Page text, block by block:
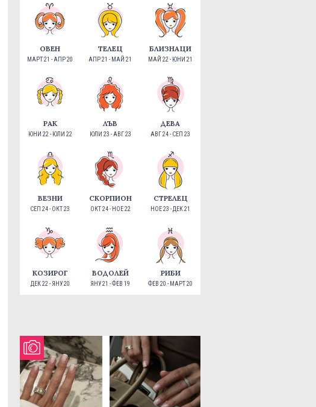
ОВЕН
МАРТ 21 - АПР 20
ТЕЛЕЦ
АПР 21 - МАЙ 21
БЛИЗНАЦИ
МАЙ 22 - ЮНИ 21
РАК
ЮНИ 22 - ЮЛИ 22
ЛЪВ
ЮЛИ 23 - АВГ 23
ДЕВА
АВГ 24 - СЕП 23
ВЕЗНИ
СЕП 24 - ОКТ 23
СКОРПИОН
ОКТ 24 - НОЕ 22
СТРЕЛЕЦ
НОЕ 23 - ДЕК 21
КОЗИРОГ
ДЕК 22 - ЯНУ 20
ВОДОЛЕЙ
ЯНУ 21 - ФЕВ 19
РИБИ
ФЕВ 20 - МАРТ 20